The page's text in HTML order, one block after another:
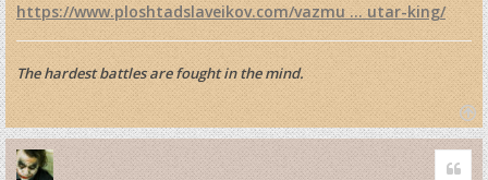
https://www.ploshtadslaveikov.com/vazmu ... utar-king/
The hardest battles are fought in the mind.
T
o
p